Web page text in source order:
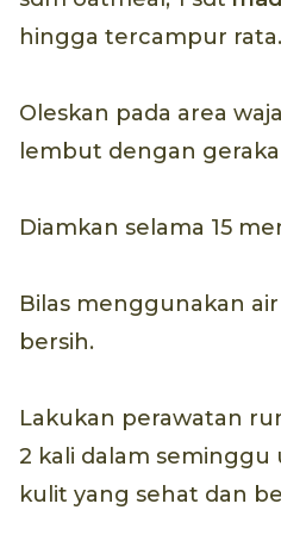
hingga tercampur rata.
Oleskan pada area
lembut dengan
Diamkan selama 15
Bilas menggunakan
bersih.
Lakukan perawatan
2 kali dalam
kulit yang sehat dan